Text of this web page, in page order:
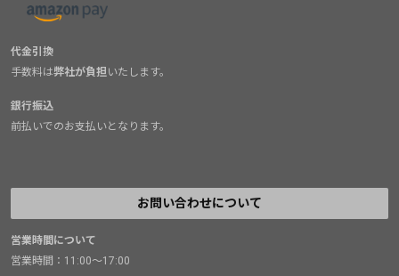
代金引換
手数料は弊社が負担いたします。
銀行振込
前払いでのお支払いとなります。
お問い合わせについて
営業時間について
営業時間：11:00～17:00